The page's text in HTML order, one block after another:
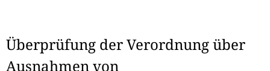
Überprüfung der Verordnung über
Ausnahmen von